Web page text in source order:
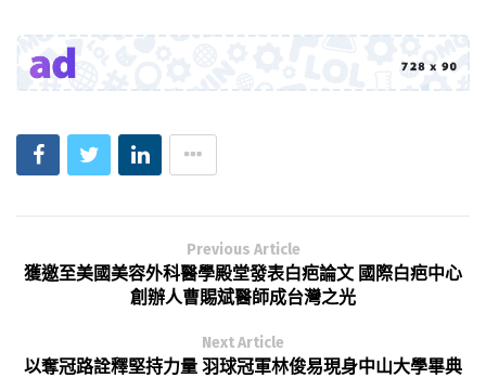
Previous Article
獲邀至美國美容外科醫學殿堂發表白疤論文 國際白疤中心
創辦人曹賜斌醫師成台灣之光
Next Article
以奪冠路詮釋堅持力量 羽球冠軍林俊易現身中山大學畢典